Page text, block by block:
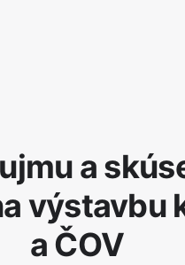
a
výstavbu
a ČOV